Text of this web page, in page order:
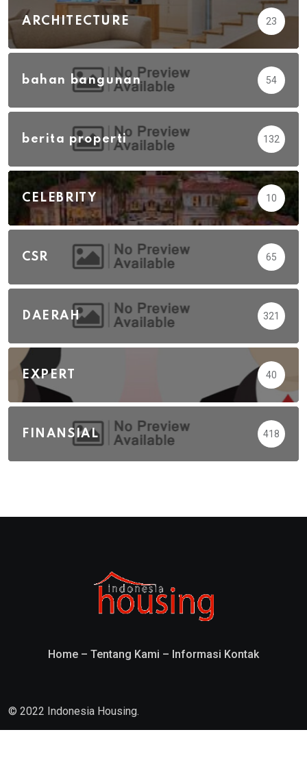
ARCHITECTURE 23
bahan bangunan 54
berita properti 132
CELEBRITY 10
CSR 65
DAERAH 321
EXPERT 40
FINANSIAL 418
Home – Tentang Kami – Informasi Kontak
© 2022 Indonesia Housing.